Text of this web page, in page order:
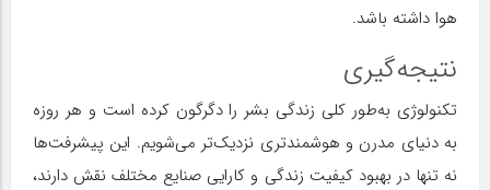
هوا داشته باشد.
نتیجه‌گیری
تکنولوژی به‌طور کلی زندگی بشر را دگرگون کرده است و هر روزه
به دنیای مدرن و هوشمندتری نزدیک‌تر می‌شویم. این پیشرفت‌ها
نه تنها در بهبود کیفیت زندگی و کارایی صنایع مختلف نقش دارند،